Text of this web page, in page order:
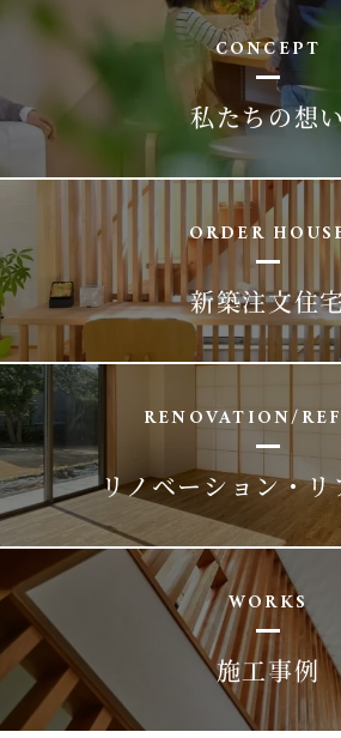
CONCEPT
私たちの想い
ORDER
新築注文住
RENOVATION/
リノベーション・リ
WORKS
施工事例